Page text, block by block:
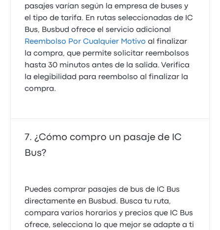
pasajes varían según la empresa de buses y
el tipo de tarifa. En rutas seleccionadas de IC
Bus, Busbud ofrece el servicio adicional
Reembolso Por Cualquier Motivo al finalizar
la compra, que permite solicitar reembolsos
hasta 30 minutos antes de la salida. Verifica
la elegibilidad para reembolso al finalizar la
compra.
¿Cómo compro un pasaje de IC
Bus?
Puedes comprar pasajes de bus de IC Bus
directamente en Busbud. Busca tu ruta,
compara varios horarios y precios que IC Bus
ofrece, selecciona lo que mejor se adapte a ti